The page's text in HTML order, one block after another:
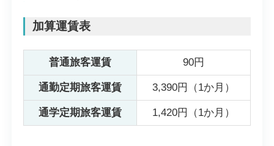
加算運賃表
普通旅客運賃 90円
通勤定期旅客運賃 3,390円（1か月）
通学定期旅客運賃 1,420円（1か月）